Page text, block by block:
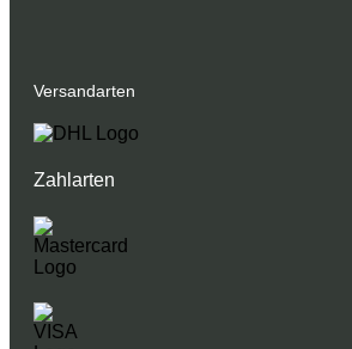
Versandarten
Zahlarten